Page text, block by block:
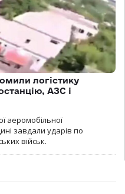
логістику
АЗС і
аеромобільної
завдали ударів по
військ.